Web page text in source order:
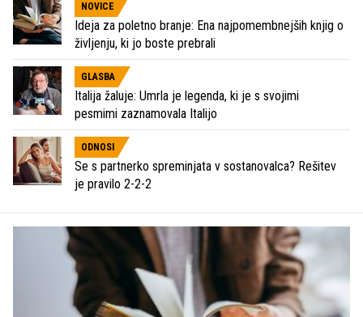
NOVICE
Ideja za poletno branje: Ena najpomembnejših knjig o
življenju, ki jo boste prebrali
GLASBA
Italija žaluje: Umrla je legenda, ki je s svojimi
pesmimi zaznamovala Italijo
ODNOSI
Se s partnerko spreminjata v sostanovalca? Rešitev
je pravilo 2-2-2